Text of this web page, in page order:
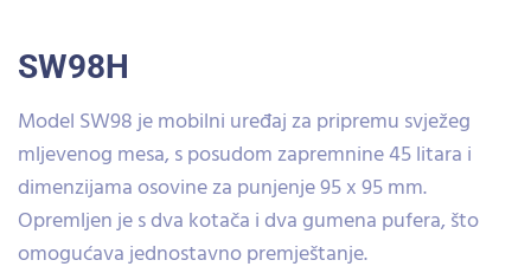
SW98H
Model SW98 je mobilni uređaj za pripremu svježeg
mljevenog mesa, s posudom zapremnine 45 litara i
dimenzijama osovine za punjenje 95 x 95 mm.
Opremljen je s dva kotača i dva gumena pufera, što
omogućava jednostavno premještanje.